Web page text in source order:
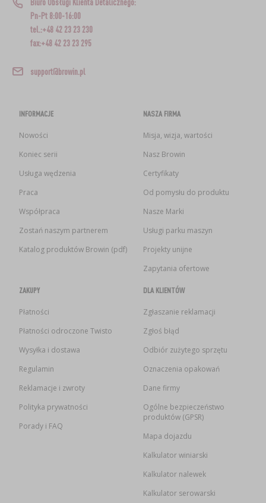
Biuro Obsługi Klienta Detalicznego:
Pn-Pt 8:00-16:00
tel.:+48 42 23 23 230
fax:+48 42 23 23 295
support@browin.pl
INFORMACJE
Nowości
Koniec serii
Usługa wędzenia
Praca
Współpraca
Zostań naszym partnerem
Katalog produktów Browin (pdf)
NASZA FIRMA
Misja, wizja, wartości
Nasz Browin
Certyfikaty
Od pomysłu do produktu
Nasze Marki
Usługi parku maszyn
Projekty unijne
Zapytania ofertowe
ZAKUPY
Płatności
Płatności odroczone Twisto
Wysyłka i dostawa
Regulamin
Reklamacje i zwroty
Polityka prywatności
Porady i FAQ
DLA KLIENTÓW
Zgłaszanie reklamacji
Zgłoś błąd
Odbiór zużytego sprzętu
Oznaczenia opakowań
Dane firmy
Ogólne bezpieczeństwo
produktów (GPSR)
Mapa dojazdu
Kalkulator winiarski
Kalkulator nalewek
Kalkulator serowarski